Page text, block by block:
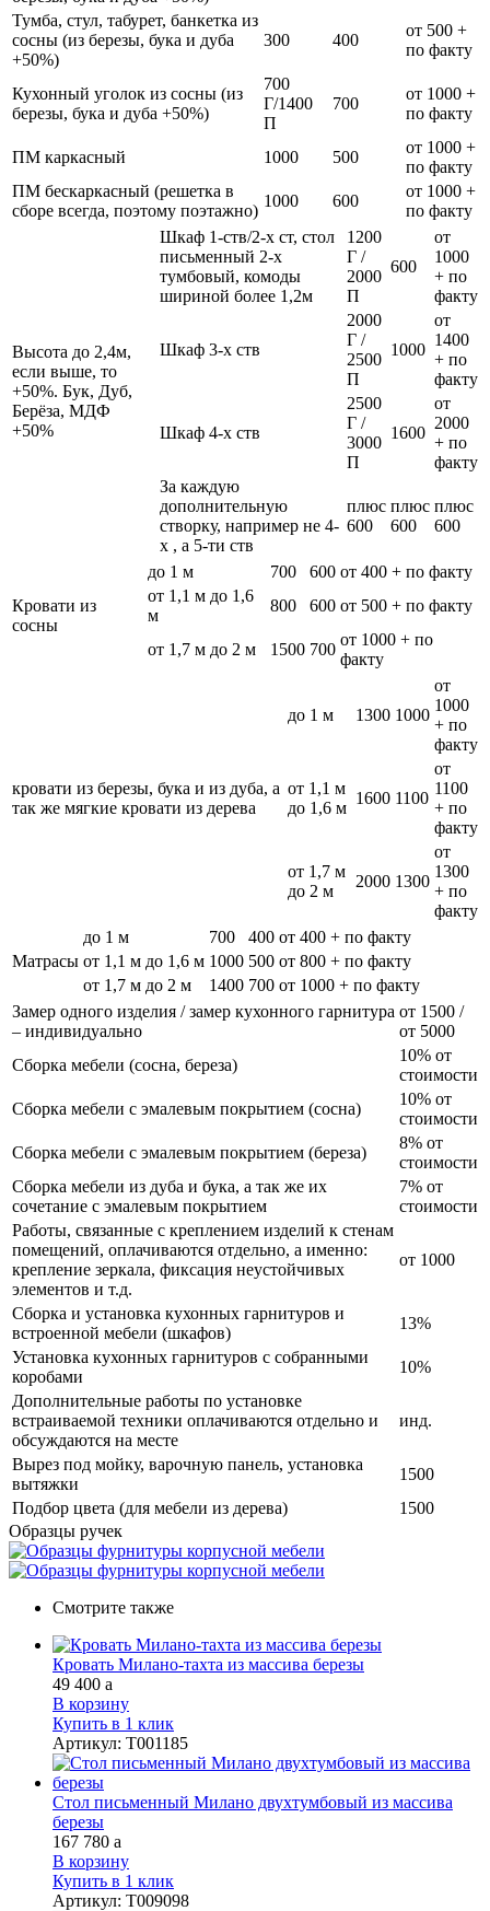
Тумба, стул, табурет, банкетка из
сосны (из березы, бука и дуба
+50%)
300 400
от 500 +
по факту
Кухонный уголок из сосны (из
березы, бука и дуба +50%)
700
Г/1400
П
700
от 1000 +
по факту
ПМ каркасный 1000 500
от 1000 +
по факту
ПМ бескаркасный (решетка в
сборе всегда, поэтому поэтажно)
1000 600
от 1000 +
по факту
Высота до 2,4м,
если выше, то
+50%. Бук, Дуб,
Берёза, МДФ
+50%
Шкаф 1-ств/2-х ст, стол
письменный 2-х
тумбовый, комоды
шириной более 1,2м
1200
Г /
2000
П
600
от
1000
+ по
факту
Шкаф 3-х ств
2000
Г /
2500
П
1000
от
1400
+ по
факту
Шкаф 4-х ств
2500
Г /
3000
П
1600
от
2000
+ по
факту
За каждую
дополнительную
створку, например не 4-
х , а 5-ти ств
плюс
600
плюс
600
плюс
600
Кровати из
сосны
до 1 м 700 600 от 400 + по факту
от 1,1 м до 1,6
м
800 600 от 500 + по факту
от 1,7 м до 2 м 1500 700
от 1000 + по
факту
кровати из березы, бука и из дуба, а
так же мягкие кровати из дерева
до 1 м 1300 1000
от
1000
+ по
факту
от 1,1 м
до 1,6 м
1600 1100
от
1100
+ по
факту
от 1,7 м
до 2 м
2000 1300
от
1300
+ по
факту
Матрасы
до 1 м 700 400 от 400 + по факту
от 1,1 м до 1,6 м 1000 500 от 800 + по факту
от 1,7 м до 2 м
1400 700 от 1000 + по факту
Замер одного изделия / замер кухонного гарнитура
– индивидуально
от 1500 /
от 5000
Сборка мебели (сосна, береза)
10% от
стоимости
Сборка мебели с эмалевым покрытием (сосна)
10% от
стоимости
Сборка мебели с эмалевым покрытием (береза)
8% от
стоимости
Сборка мебели из дуба и бука, а так же их
сочетание с эмалевым покрытием
7% от
стоимости
Работы, связанные с креплением изделий к стенам
помещений, оплачиваются отдельно, а именно:
крепление зеркала, фиксация неустойчивых
элементов и т.д.
от 1000
Сборка и установка кухонных гарнитуров и
встроенной мебели (шкафов)
13%
Установка кухонных гарнитуров с собранными
коробами
10%
Дополнительные работы по установке
встраиваемой техники оплачиваются отдельно и
обсуждаются на месте
инд.
Вырез под мойку, варочную панель, установка
вытяжки
1500
Подбор цвета (для мебели из дерева)
1500
Образцы ручек
Смотрите также
Кровать Милано-тахта из массива березы
49 400 a
В корзину
Купить в 1 клик
Артикул: Т001185
Стол письменный Милано двухтумбовый из массива
березы
167 780 a
В корзину
Купить в 1 клик
Артикул: Т009098